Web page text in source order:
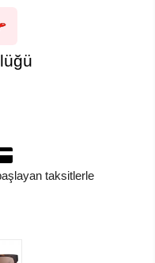
taksitlerle